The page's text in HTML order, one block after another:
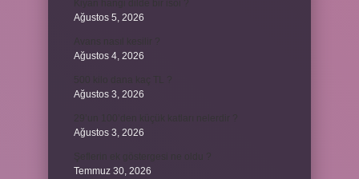
Ağustos 5, 2026
Ağustos 4, 2026
Ağustos 3, 2026
Ağustos 3, 2026
Temmuz 30, 2026